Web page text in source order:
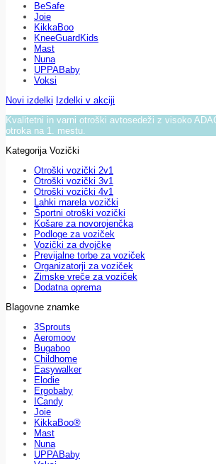
BeSafe
Joie
KikkaBoo
KneeGuardKids
Mast
Nuna
UPPABaby
Voksi
Novi izdelki Izdelki v akciji
Kvalitetni in varni otroški avtosedeži z visoko
otroka na 1. mestu.
Kategorija Vozički
Otroški vozički 2v1
Otroški vozički 3v1
Otroški vozički 4v1
Lahki marela vozički
Športni otroški vozički
Košare za novorojenčka
Podloge za voziček
Vozički za dvojčke
Previjalne torbe za voziček
Organizatorji za voziček
Zimske vreče za voziček
Dodatna oprema
Blagovne znamke
3Sprouts
Aeromoov
Bugaboo
Childhome
Easywalker
Elodie
Ergobaby
ICandy
Joie
KikkaBoo®
Mast
Nuna
UPPABaby